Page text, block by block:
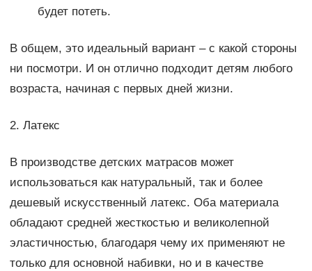
будет потеть.
В общем, это идеальный вариант – с какой стороны
ни посмотри. И он отлично подходит детям любого
возраста, начиная с первых дней жизни.
2. Латекс
В производстве детских матрасов может
использоваться как натуральный, так и более
дешевый искусственный латекс. Оба материала
обладают средней жесткостью и великолепной
эластичностью, благодаря чему их применяют не
только для основной набивки, но и в качестве